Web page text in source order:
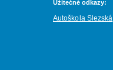
Užitečné odkazy:
Autoškola Slezská